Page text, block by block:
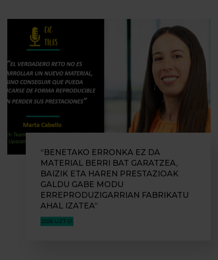
“BENETAKO ERRONKA EZ DA
MATERIAL BERRI BAT GARATZEA,
BAIZIK ETA HAREN PRESTAZIOAK
GALDU GABE MODU
ERREPRODUZIGARRIAN FABRIKATU
AHAL IZATEA”
2026 UZT 01